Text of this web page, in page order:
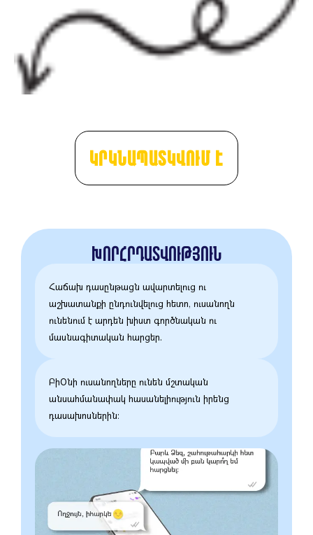
ԿՐԿՆԱՊԱՏԿՎՈՒՄ Է
ԽՈՐՀՐԴԱՏՎՈՒԹՅՈՒՆ
Հաճախ դասընթացն ավարտելուց ու
աշխատանքի ընդունվելուց հետո, ուսանողն
ունենում է արդեն խիստ գործնական ու
մասնագիտական հարցեր.
ԲիՕնի ուսանողները ունեն մշտական
անսահմանափակ հասանելիություն իրենց
դասախոսներին։